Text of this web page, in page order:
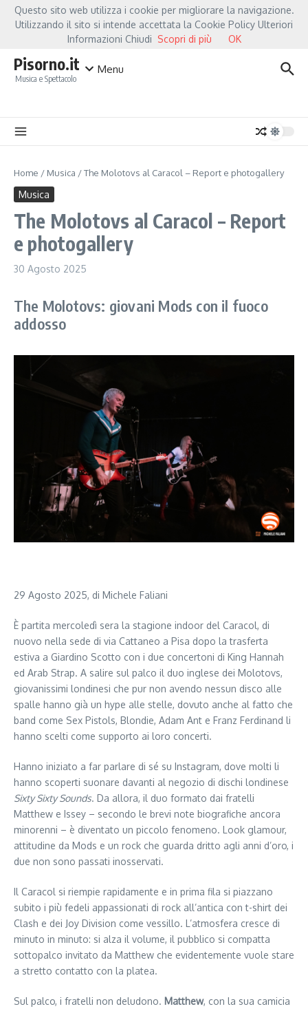
Salta al contenuto
Hot NewsFiorella Mannoia, a Capannori nasce “Anime Salve”: la data zero è un
Pisorno.it
Musica e Spettacolo
Menu
Home / Musica /The Molotovs al Caracol – Report e photogallery
Musica
The Molotovs al Caracol – Report
e photogallery
30 Agosto 2025
The Molotovs: giovani Mods con il fuoco
addosso
29 Agosto 2025, di Michele Faliani
È partita mercoledì sera la stagione indoor del Caracol, di
nuovo nella sede di via Cattaneo a Pisa dopo la trasferta
estiva a Giardino Scotto con i due concertoni di King Hannah
ed Arab Strap. A salire sul palco il duo inglese dei Molotovs,
giovanissimi londinesi che pur non avendo nessun disco alle
spalle hanno già un hype alle stelle, dovuto anche al fatto che
band come Sex Pistols, Blondie, Adam Ant e Franz Ferdinand li
hanno scelti come supporto ai loro concerti.
Hanno iniziato a far parlare di sé su Instagram, dove molti li
hanno scoperti suonare davanti al negozio di dischi londinese
Sixty Sixty Sounds. Da allora, il duo formato dai fratelli
Matthew e Issey – secondo le brevi note biografiche ancora
minorenni – è diventato un piccolo fenomeno. Look glamour,
attitudine da Mods e un rock che guarda dritto agli anni d’oro, i
due non sono passati inosservati.
Il Caracol si riempie rapidamente e in prima fila si piazzano
subito i più fedeli appassionati di rock all’antica con t-shirt dei
Clash e dei Joy Division come vessillo. L’atmosfera cresce di
minuto in minuto: si alza il volume, il pubblico si compatta
sottopalco invitato da Matthew che evidentemente vuole stare
a stretto contatto con la platea.
Sul palco, i fratelli non deludono. Matthew, con la sua camicia
Questo sito web utilizza i cookie per migliorare la navigazione.
Utilizzando il sito si intende accettata la Cookie Policy Ulteriori
Informazioni Chiudi Scopri di più OK